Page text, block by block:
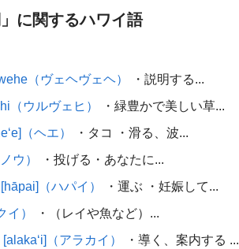
」に関するハワイ語
（ヴェヘヴェヘ）
・説明する...
（ウルヴェヒ）
・緑豊かで美しい草...
（ヘエ）
・タコ ・滑る、波...
ウ）
・投げる・あなたに...
（ハパイ）
・運ぶ ・妊娠して...
イ）
・（レイや魚など）...
（アラカイ）
・導く、案内する ...